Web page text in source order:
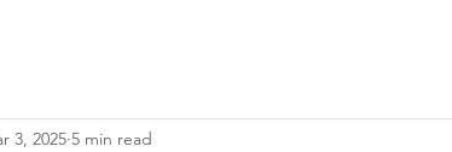
3, 2025 5 min read